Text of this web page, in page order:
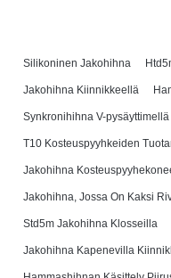
Silikoninen Jakohihna
Jakohihna Kiinnikkeellä
Synkronihihna V-pysäyttimellä
T10 Kosteuspyyhkeiden
Jakohihna
Jakohihna, Jossa On Kaksi
Std5m Jakohihna Klosseilla
Jakohihna Kapenevilla